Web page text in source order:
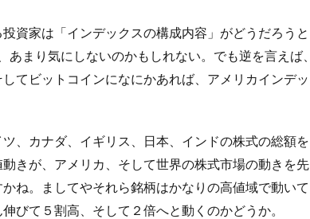
資家は「インデックスの構成内容」がどうだろうと
まり気にしないのかもしれない。でも逆を言えば、
てビットコインになにかあれば、アメリカインデッ
、カナダ、イギリス、日本、インドの株式の総額を
きが、アメリカ、そして世界の株式市場の動きを先
ね。ましてやそれら銘柄はかなりの高値域で動いて
びて５割高、そして２倍へと動くのかどうか。